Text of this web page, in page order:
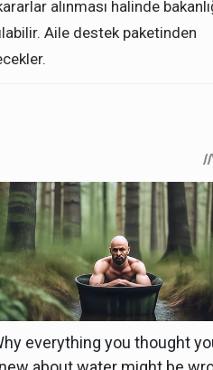
alınması halinde
Aile destek paketinden